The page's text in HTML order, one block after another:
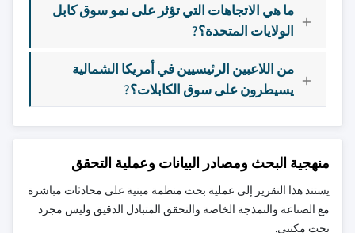
ما هي الاتجاهات التي تؤثر على نمو سوق كابل
الولايات المتحدة؟?
من اللاعبين الرئيسيين في أمريكا الشمالية
يسيطرون على سوق الكابلات؟?
منهجية البحث ومصادر البيانات وعملية التحقق
يستند هذا التقرير إلى عملية بحث منظمة مبنية على محادثات مباشرة
مع الصناعة والنمذجة الخاصة والتحقق المتبادل الدقيق وليس مجرد
بحث مكتبي.